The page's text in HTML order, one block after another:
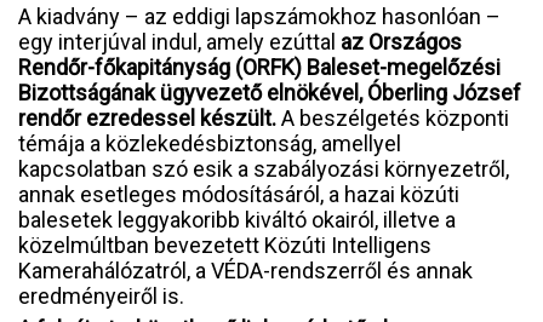
A kiadvány – az eddigi lapszámokhoz hasonlóan –
egy interjúval indul, amely ezúttal az Országos
Rendőr-főkapitányság (ORFK) Baleset-megelőzési
Bizottságának ügyvezető elnökével, Óberling József
rendőr ezredessel készült.A beszélgetés központi
témája a közlekedésbiztonság, amellyel
kapcsolatban szó esik a szabályozási környezetről,
annak esetleges módosításáról, a hazai közúti
balesetek leggyakoribb kiváltó okairól, illetve a
közelmúltban bevezetett Közúti Intelligens
Kamerahálózatról, a VÉDA-rendszerről és annak
eredményeiről is.